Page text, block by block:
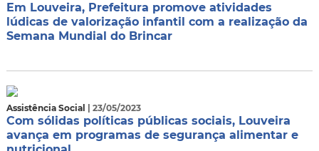
Em Louveira, Prefeitura promove atividades
lúdicas de valorização infantil com a realização da
Semana Mundial do Brincar
Assistência Social | 23/05/2023
Com sólidas políticas públicas sociais, Louveira
avança em programas de segurança alimentar e